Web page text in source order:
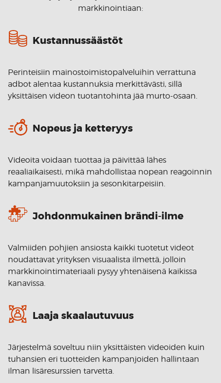
markkinointiaan:
Kustannussäästöt
Perinteisiin mainostoimistopalveluihin verrattuna
adbot alentaa kustannuksia merkittävästi, sillä
yksittäisen videon tuotantohinta jää murto-osaan.
Nopeus ja ketteryys
Videoita voidaan tuottaa ja päivittää lähes
reaaliaikaisesti, mikä mahdollistaa nopean reagoinnin
kampanjamuutoksiin ja sesonkitarpeisiin.
Johdonmukainen brändi-ilme
Valmiiden pohjien ansiosta kaikki tuotetut videot
noudattavat yrityksen visuaalista ilmettä, jolloin
markkinointimateriaali pysyy yhtenäisenä kaikissa
kanavissa.
Laaja skaalautuvuus
Järjestelmä soveltuu niin yksittäisten videoiden kuin
tuhansien eri tuotteiden kampanjoiden hallintaan
ilman lisäresurssien tarvetta.